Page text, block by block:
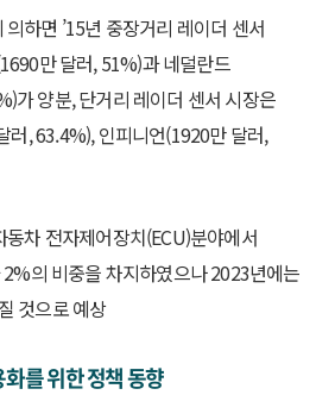
하면 ’15년 중장거리 레이더 센서
만 달러, 51%)과 네덜란드
가 양분, 단거리 레이더 센서 시장은
러, 63.4%), 인피니언(1920만 달러,
동차 전자제어장치(ECU)분야에서
의 비중을 차지하였으나 2023년에는
것으로 예상
를 위한 정책 동향